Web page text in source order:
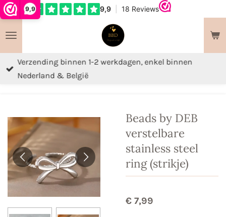
9,9
Ga
naar
de
hoofdinhoud
Verzending binnen 1-2 werkdagen, enkel binnen
Nederland & België
Beads by DEB
verstelbare
stainless steel
ring (strikje)
€ 7,99